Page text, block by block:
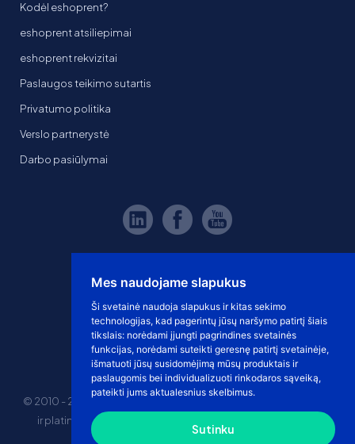
Mes naudojame slapukus
Ši svetainė naudoja slapukus ir kitas sekimo
technologijas, kad pagerintų jūsų naršymo patirtį šiais
tikslais: norėdami įjungti pagrindines svetainės
funkcijas, norėdami suteikti geresnę patirtį svetainėje,
išmatuoti jūsų susidomėjimą mūsų produktais ir
paslaugomis bei individualizuoti rinkodaros sąveiką,
pateikti jums aktualesnius skelbimus.
Sutinku
Kodėl eshoprent?
eshoprent atsiliepimai
eshoprent rekvizitai
Paslaugos teikimo sutartis
Privatumo politika
Verslo partnerystė
Darbo pasiūlymai
© 2010 - 2026 eshoprent prekinis ženklas saugomas. Kopijuoti
ir platinti svetainės turinį be sutikimo griežtai draudžiama.